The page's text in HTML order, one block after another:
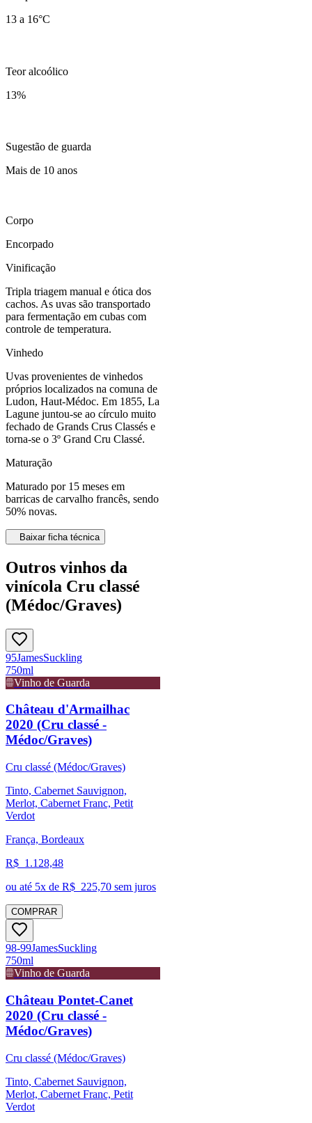
13 a 16°C
Teor alcoólico
13%
Sugestão de guarda
Mais de 10 anos
Corpo
Encorpado
Vinificação
Tripla triagem manual e ótica dos
cachos. As uvas são transportado
para fermentação em cubas com
controle de temperatura.
Vinhedo
Uvas provenientes de vinhedos
próprios localizados na comuna de
Ludon, Haut-Médoc. Em 1855, La
Lagune juntou-se ao círculo muito
fechado de Grands Crus Classés e
torna-se o 3º Grand Cru Classé.
Maturação
Maturado por 15 meses em
barricas de carvalho francês, sendo
50% novas.
Baixar ficha técnica
Outros vinhos da
vinícola Cru classé
(Médoc/Graves)
95JamesSuckling
750ml
Vinho de Guarda
Château d'Armailhac
2020 (Cru classé -
Médoc/Graves)
Cru classé (Médoc/Graves)
Tinto, Cabernet Sauvignon,
Merlot, Cabernet Franc, Petit
Verdot
França, Bordeaux
R$ 1.128,48
ou até 5x de R$ 225,70 sem juros
COMPRAR
98-99JamesSuckling
750ml
Vinho de Guarda
Château Pontet-Canet
2020 (Cru classé -
Médoc/Graves)
Cru classé (Médoc/Graves)
Tinto, Cabernet Sauvignon,
Merlot, Cabernet Franc, Petit
Verdot